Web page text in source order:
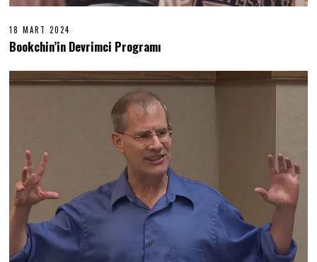
18 MART 2024
8
M
R
T
Bookchin’in Devrimci Programı